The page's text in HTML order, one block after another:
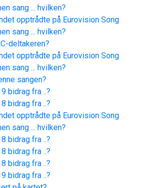
sang ... hvilken?
opptrådte på Eurovision Song
sang ... hvilken?
deltakeren?
opptrådte på Eurovision Song
sang ... hvilken?
sangen?
bidrag fra ..?
bidrag fra ..?
opptrådte på Eurovision Song
sang ... hvilken?
bidrag fra ..?
bidrag fra ..?
bidrag fra ..?
bidrag fra ..?